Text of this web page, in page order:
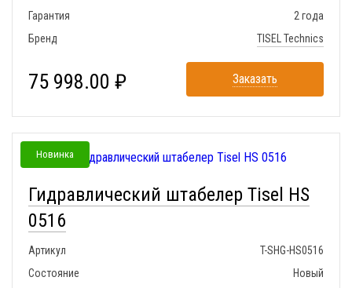
Гарантия
2 года
Бренд
TISEL Technics
75 998.00 ₽ Заказать
Новинка
Гидравлический штабелер Tisel HS
0516
Артикул
T-SHG-HS0516
Состояние
Новый